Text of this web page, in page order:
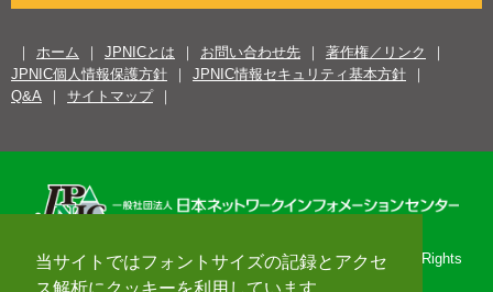
当サイトではフォントサイズの記録とアクセ
ス解析にクッキーを利用しています。
ホーム JPNICとは お問い合わせ先
著作権／リンク
JPNIC個人情報保護方針
JPNIC情報セキュリティ基本方針
Q&A
サイトマップ
Copyright© 1996-2026 Japan Network Information Center. All Rights
Reserved.